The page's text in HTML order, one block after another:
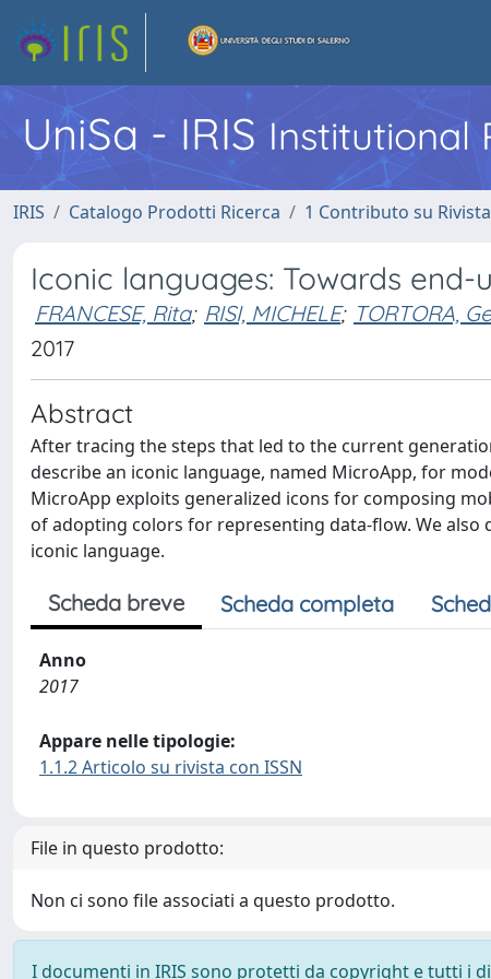
UniSa - IRIS Institutional
IRIS Catalogo Prodotti Ricerca 1 Contributo su Rivista
Iconic languages: Towards
FRANCESE, Rita; RISI, MICHELE; TORTORA,
2017
Abstract
After tracing the steps that led to the current
describe an iconic language, named MicroApp, for
MicroApp exploits generalized icons for composing
of adopting colors for representing data-flow. We
iconic language.
Scheda breve Scheda completa
Anno
2017
Appare nelle tipologie:
1.1.2 Articolo su rivista con ISSN
File in questo prodotto:
Non ci sono file associati a questo prodotto.
I documenti in IRIS sono protetti da copyright e tutti i